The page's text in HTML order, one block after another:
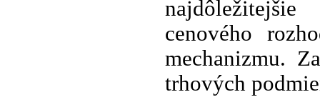
cenového
mechanizmu.
trhových